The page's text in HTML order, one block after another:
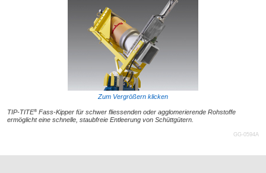
Zum Vergrößern klicken
TIP-TITE®Fass-Kipper für schwer fliessenden oder agglomerierende Rohstoffe
ermöglicht eine schnelle, staubfreie Entleerung von Schüttgütern.
GG-0594A